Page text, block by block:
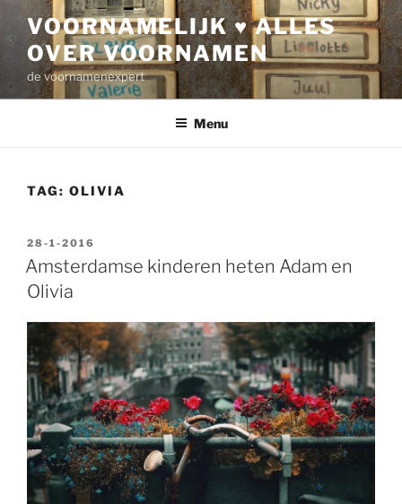
inhoud
VOORNAMELIJK ♥ ALLES
OVER VOORNAMEN
de voornamenexpert
Menu
TAG: OLIVIA
GEPLAATST
OP
28-1-2016
Amsterdamse kinderen heten Adam en
Olivia